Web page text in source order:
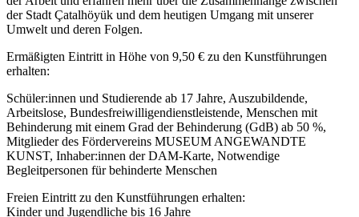
der Stadt Çatalhöyük und dem heutigen Umgang mit unserer
Umwelt und deren Folgen.
Ermäßigten Eintritt in Höhe von 9,50 € zu den Kunstführungen
erhalten:
Schüler:innen und Studierende ab 17 Jahre, Auszubildende,
Arbeitslose, Bundesfreiwilligendienstleistende, Menschen mit
Behinderung mit einem Grad der Behinderung (GdB) ab 50 %,
Mitglieder des Fördervereins MUSEUM ANGEWANDTE
KUNST, Inhaber:innen der DAM-Karte, Notwendige
Begleitpersonen für behinderte Menschen
Freien Eintritt zu den Kunstführungen erhalten:
Kinder und Jugendliche bis 16 Jahre